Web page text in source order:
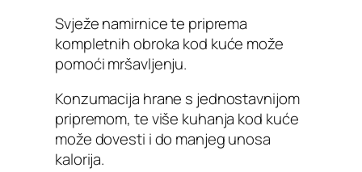
Svježe namirnice te priprema
kompletnih obroka kod kuće može
pomoći mršavljenju.
Konzumacija hrane s jednostavnijom
pripremom, te više kuhanja kod kuće
može dovesti i do manjeg unosa
kalorija.